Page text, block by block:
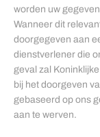
worden uw
Wanneer dit
doorgegeven aan
dienstverlener die
geval zal
bij het doorgeven
gebaseerd op ons
aan te werven.